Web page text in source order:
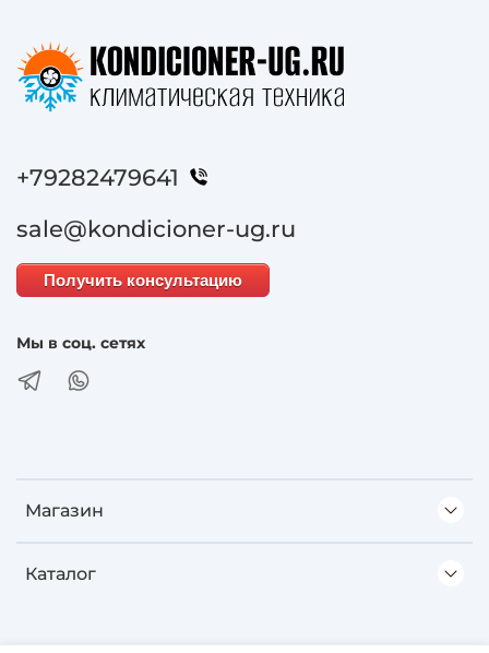
Магазин
Каталог
+79282479641
sale@kondicioner-ug.ru
Получить консультацию
Мы в соц. сетях